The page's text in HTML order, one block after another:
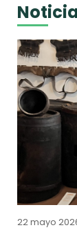
22 mayo